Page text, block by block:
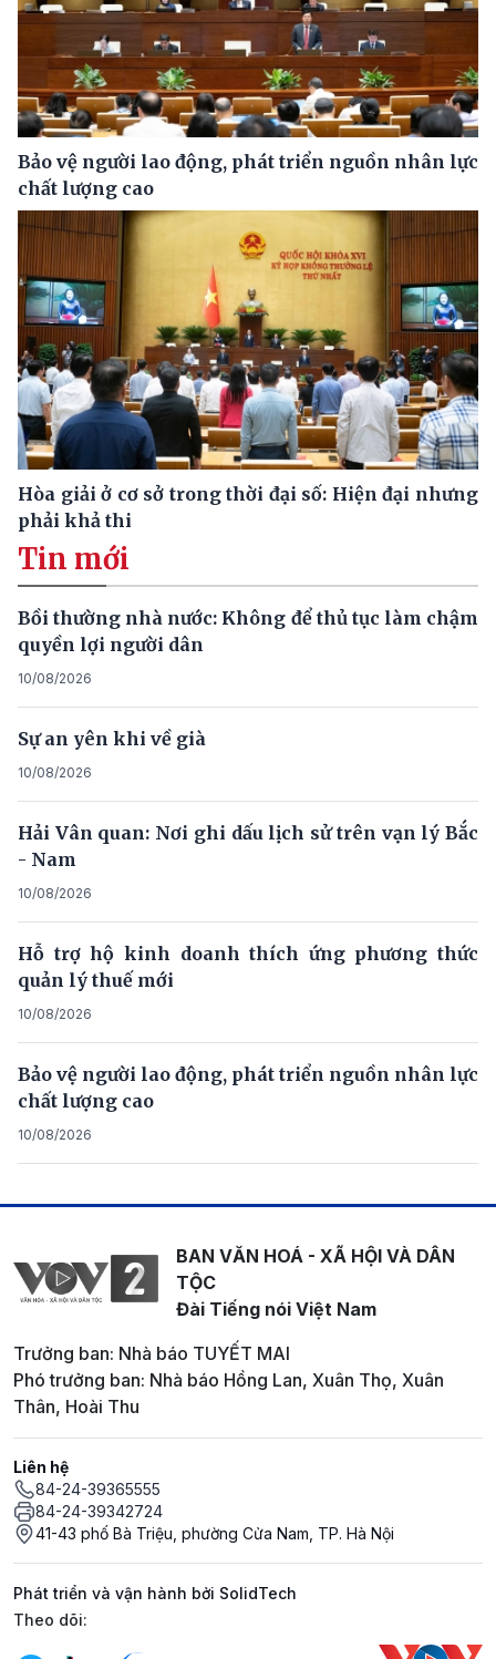
Bảo vệ người lao động, phát triển nguồn nhân lực
chất lượng cao
Hòa giải ở cơ sở trong thời đại số: Hiện đại nhưng
phải khả thi
Tin mới
Bồi thường nhà nước: Không để thủ tục làm chậm
quyền lợi người dân
10/08/2026
Sự an yên khi về già
10/08/2026
Hải Vân quan: Nơi ghi dấu lịch sử trên vạn lý Bắc
- Nam
10/08/2026
Hỗ trợ hộ kinh doanh thích ứng phương thức
quản lý thuế mới
10/08/2026
Bảo vệ người lao động, phát triển nguồn nhân lực
chất lượng cao
10/08/2026
BAN VĂN HOÁ - XÃ HỘI VÀ DÂN
TỘC
Đài Tiếng nói Việt Nam
Trưởng ban: Nhà báo TUYẾT MAI
Phó trưởng ban: Nhà báo Hồng Lan, Xuân Thọ, Xuân
Thân, Hoài Thu
Liên hệ
84-24-39365555
84-24-39342724
41-43 phố Bà Triệu, phường Cửa Nam, TP. Hà Nội
Phát triển và vận hành bởi SolidTech
Mạng xã hội
Theo dõi: